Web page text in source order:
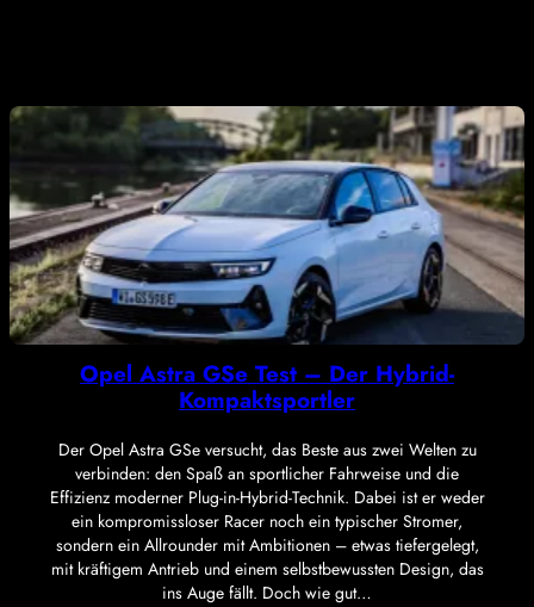
Opel Astra GSe Test – Der Hybrid-
Kompaktsportler
Der Opel Astra GSe versucht, das Beste aus zwei Welten zu
verbinden: den Spaß an sportlicher Fahrweise und die
Effizienz moderner Plug-in-Hybrid-Technik. Dabei ist er weder
ein kompromissloser Racer noch ein typischer Stromer,
sondern ein Allrounder mit Ambitionen – etwas tiefergelegt,
mit kräftigem Antrieb und einem selbstbewussten Design, das
ins Auge fällt. Doch wie gut…